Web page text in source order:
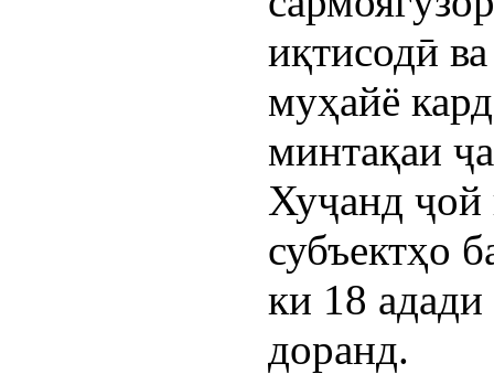
иқтисодӣ
муҳайё
минтақаи
Хуҷанд ҷой
субъектҳо
ки 18
доранд.